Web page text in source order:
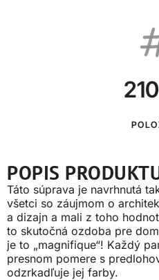
POPIS
Táto súprava je navrhnutá
všetci so záujmom o
a dizajn a mali z toho
to skutočná ozdoba pre
je to „magnifique“! Každý
presnom pomere s
odzrkadľuje jej farby.